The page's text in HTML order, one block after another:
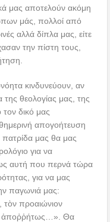
μας αποτελούν ακόμη
μάς, πολλοί από
αλλά δίπλα μας, είτε
την πίστη τους,
κινδυνεύουν, αν
της θεολογίας μας, της
τον δικό μας
απογοήτευση
πατρίδα μας θα μας
για να
αυτή που περνά τώρα
για να μας
παγωνιά μας:
προαιώνιον
ἀποῤῥήτως…». Θα